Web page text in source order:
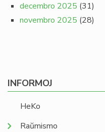
decembro 2025 (31)
novembro 2025 (28)
INFORMOJ
HeKo
Raŭmismo